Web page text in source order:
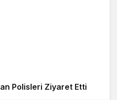
Polisleri Ziyaret Etti